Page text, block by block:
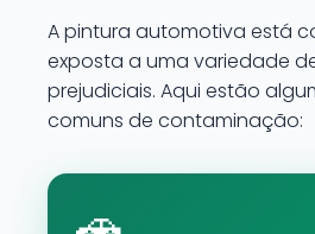
A pintura automotiva está
exposta a uma variedade
prejudiciais. Aqui estão
comuns de contaminação: